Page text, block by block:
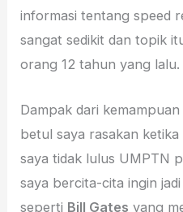
informasi tentang speed
sangat sedikit dan topik
orang 12 tahun yang lalu.
Dampak dari
betul saya rasakan
saya tidak lulus UMPTN
saya bercita-cita ingin
seperti Bill Gates yang